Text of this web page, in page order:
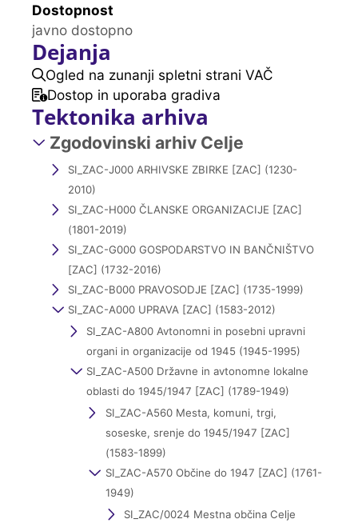
Dostopnost
javno dostopno
Dejanja
Ogled na zunanji spletni strani VAČ
Dostop in uporaba gradiva
Tektonika arhiva
Zgodovinski arhiv Celje
SI_ZAC-J000 ARHIVSKE ZBIRKE [ZAC] (1230-
2010)
SI_ZAC-H000 ČLANSKE ORGANIZACIJE [ZAC]
(1801-2019)
SI_ZAC-G000 GOSPODARSTVO IN BANČNIŠTVO
[ZAC] (1732-2016)
SI_ZAC-B000 PRAVOSODJE [ZAC] (1735-1999)
SI_ZAC-A000 UPRAVA [ZAC] (1583-2012)
SI_ZAC-A800 Avtonomni in posebni upravni
organi in organizacije od 1945 (1945-1995)
SI_ZAC-A500 Državne in avtonomne lokalne
oblasti do 1945/1947 [ZAC] (1789-1949)
SI_ZAC-A560 Mesta, komuni, trgi,
soseske, srenje do 1945/1947 [ZAC]
(1583-1899)
SI_ZAC-A570 Občine do 1947 [ZAC] (1761-
1949)
SI_ZAC/0024 Mestna občina Celje